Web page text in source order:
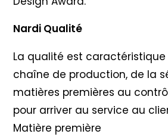
Nardi Qualité
La qualité est
chaîne de production, de la
matières premières au
pour arriver au service au
Matière première